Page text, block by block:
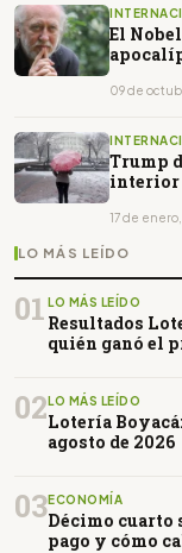
El
09 de
Trump
interior
17 de
LO MÁS LEÍDO
01 LO MÁS LEÍDO
Resultados
quién ganó el
02LO MÁS LEÍDO
Lotería
agosto de 2026
03ECONOMÍA
Décimo cuarto
pago y cómo